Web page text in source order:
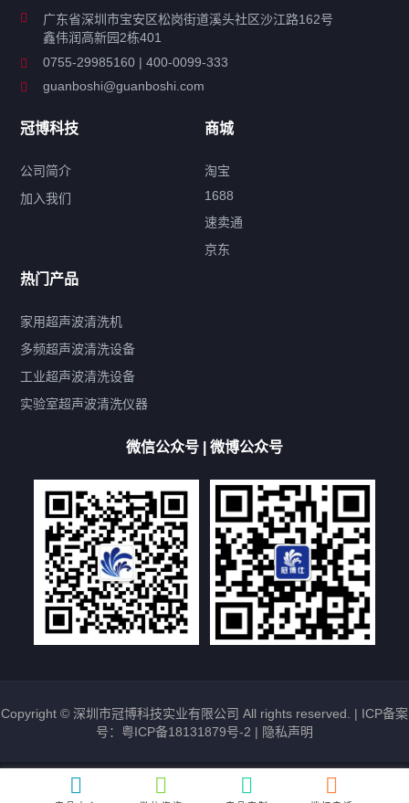
工业超声波清洗设备
特种超声波洗净产品
超声波配件
产品标签
鼓泡 升降 抛动
带加热
功率可调
双波脱气
机械旋钮系列
厨具清洗机
超声波振板
高尔夫球杆清洗机
大型单槽带过滤系列
全自动/半自动系列
客户定制非标机参考
双槽三槽四槽五槽多槽系列
轮胎清洗机
多频 扫频
文章标签
超声波清洗机定制
超声波清洗机除油污
超声波清洗机除锈
超声波清洗机洗眼镜
广东省深圳市宝安区松岗街道溪头社区沙江路162号
鑫伟润高新园2栋401
0755-29985160 | 400-0099-333
guanboshi@guanboshi.com
冠博科技
公司简介
加入我们
商城
淘宝
1688
速卖通
京东
热门产品
家用超声波清洗机
多频超声波清洗设备
工业超声波清洗设备
实验室超声波清洗仪器
微信公众号 | 微博公众号
Copyright © 深圳市冠博科技实业有限公司 All rights reserved. | ICP备案
号：粤ICP备18131879号-2 | 隐私声明